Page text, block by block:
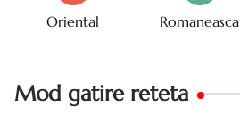
Oriental Romaneasca
Mod gatire reteta